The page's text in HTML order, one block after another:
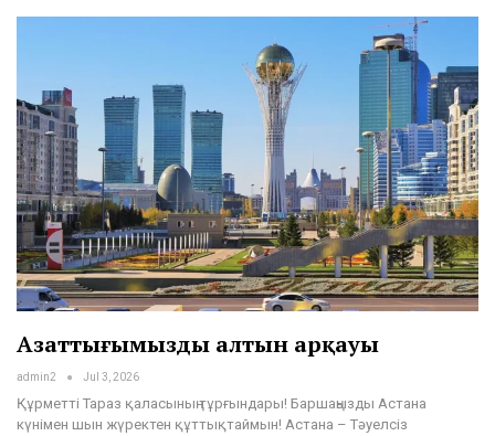
Азаттығымыздың алтын арқауы
admin2 Jul 3, 2026
Құрметті Тараз қаласының тұрғындары! Баршаңызды Астана
күнімен шын жүректен құттықтаймын! Астана – Тәуелсіз